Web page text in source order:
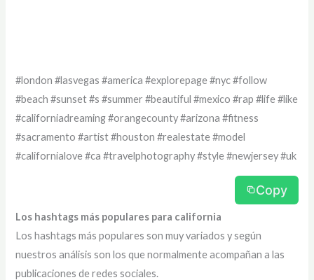
#london #lasvegas #america #explorepage #nyc #follow
#beach #sunset #s #summer #beautiful #mexico #rap #life #like
#californiadreaming #orangecounty #arizona #fitness
#sacramento #artist #houston #realestate #model
#californialove #ca #travelphotography #style #newjersey #uk
Copy
Los hashtags más populares para california
Los hashtags más populares son muy variados y según
nuestros análisis son los que normalmente acompañan a las
publicaciones de redes sociales.